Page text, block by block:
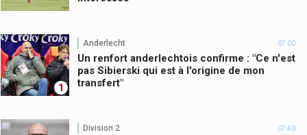
1
Anderlecht 07:00
Un renfort anderlechtois confirme : "Ce n'est
pas Sibierski qui est à l'origine de mon
transfert"
Division 2 07:40